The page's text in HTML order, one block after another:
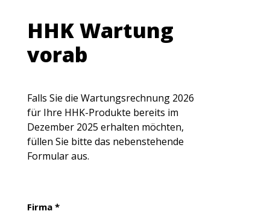
HHK Wartung
vorab
Falls Sie die Wartungsrechnung 2026
für Ihre HHK-Produkte bereits im
Dezember 2025 erhalten möchten,
füllen Sie bitte das nebenstehende
Formular aus.
Firma *